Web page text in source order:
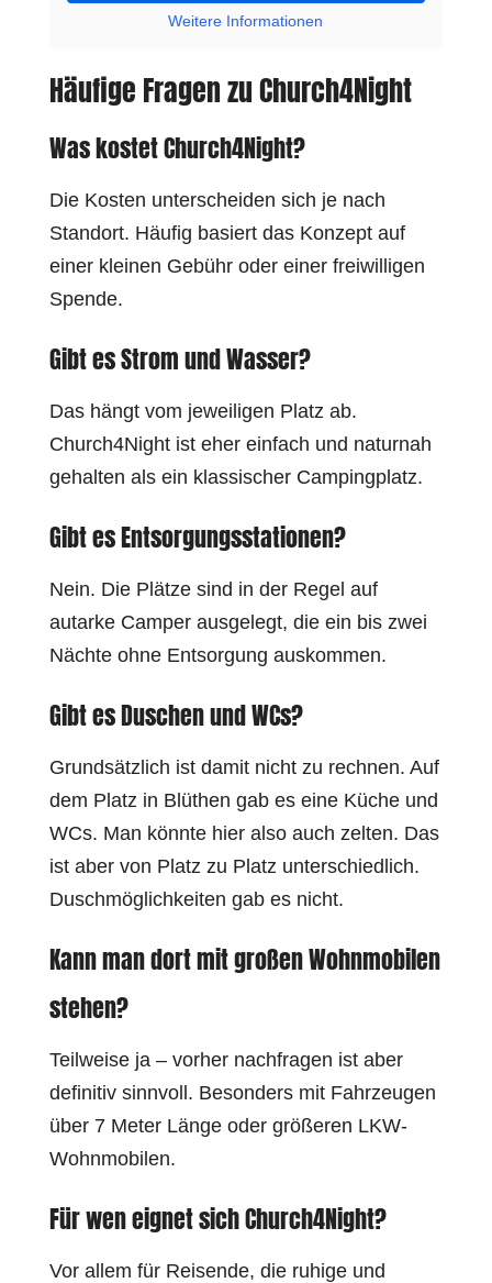
Weitere Informationen
Häufige Fragen zu Church4Night
Was kostet Church4Night?
Die Kosten unterscheiden sich je nach
Standort. Häufig basiert das Konzept auf
einer kleinen Gebühr oder einer freiwilligen
Spende.
Gibt es Strom und Wasser?
Das hängt vom jeweiligen Platz ab.
Church4Night ist eher einfach und naturnah
gehalten als ein klassischer Campingplatz.
Gibt es Entsorgungsstationen?
Nein. Die Plätze sind in der Regel auf
autarke Camper ausgelegt, die ein bis zwei
Nächte ohne Entsorgung auskommen.
Gibt es Duschen und WCs?
Grundsätzlich ist damit nicht zu rechnen. Auf
dem Platz in Blüthen gab es eine Küche und
WCs. Man könnte hier also auch zelten. Das
ist aber von Platz zu Platz unterschiedlich.
Duschmöglichkeiten gab es nicht.
Kann man dort mit großen Wohnmobilen
stehen?
Teilweise ja – vorher nachfragen ist aber
definitiv sinnvoll. Besonders mit Fahrzeugen
über 7 Meter Länge oder größeren LKW-
Wohnmobilen.
Für wen eignet sich Church4Night?
Vor allem für Reisende, die ruhige und